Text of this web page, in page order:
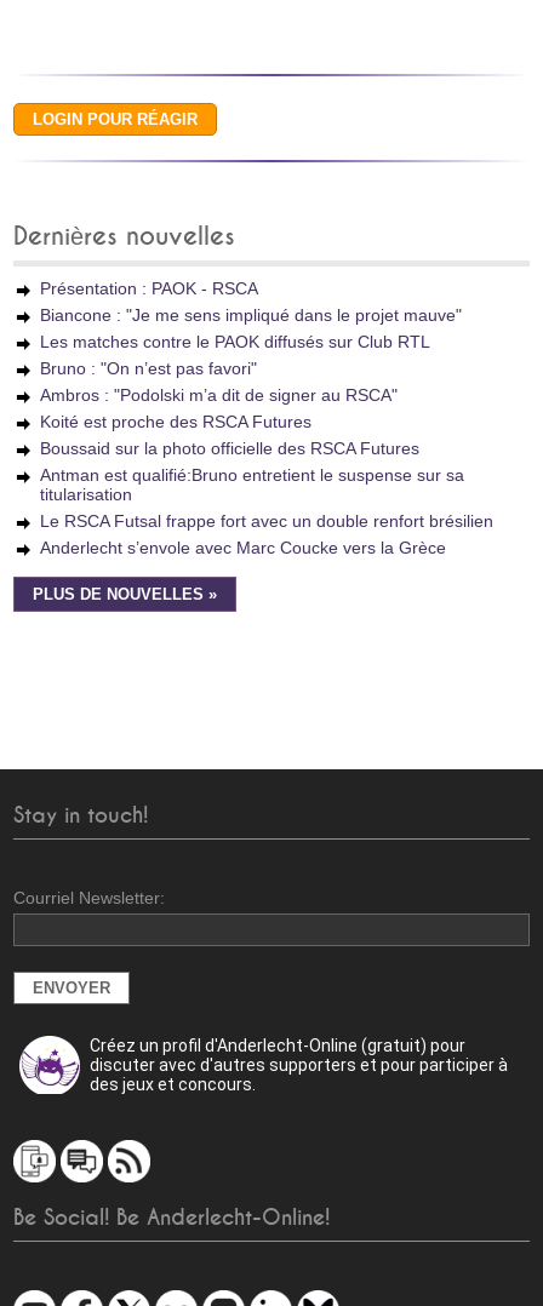
Dernières nouvelles
Présentation : PAOK - RSCA
Biancone : "Je me sens impliqué dans le projet mauve"
Les matches contre le PAOK diffusés sur Club RTL
Bruno : "On n’est pas favori"
Ambros : "Podolski m’a dit de signer au RSCA"
Koité est proche des RSCA Futures
Boussaid sur la photo officielle des RSCA Futures
Antman est qualifié:Bruno entretient le suspense sur sa
titularisation
Le RSCA Futsal frappe fort avec un double renfort brésilien
Anderlecht s’envole avec Marc Coucke vers la Grèce
PLUS DE NOUVELLES »
Stay in touch!
Courriel Newsletter:
Créez un profil d'Anderlecht-Online (gratuit) pour
discuter avec d'autres supporters et pour participer à
des jeux et concours.
Be Social! Be Anderlecht-Online!